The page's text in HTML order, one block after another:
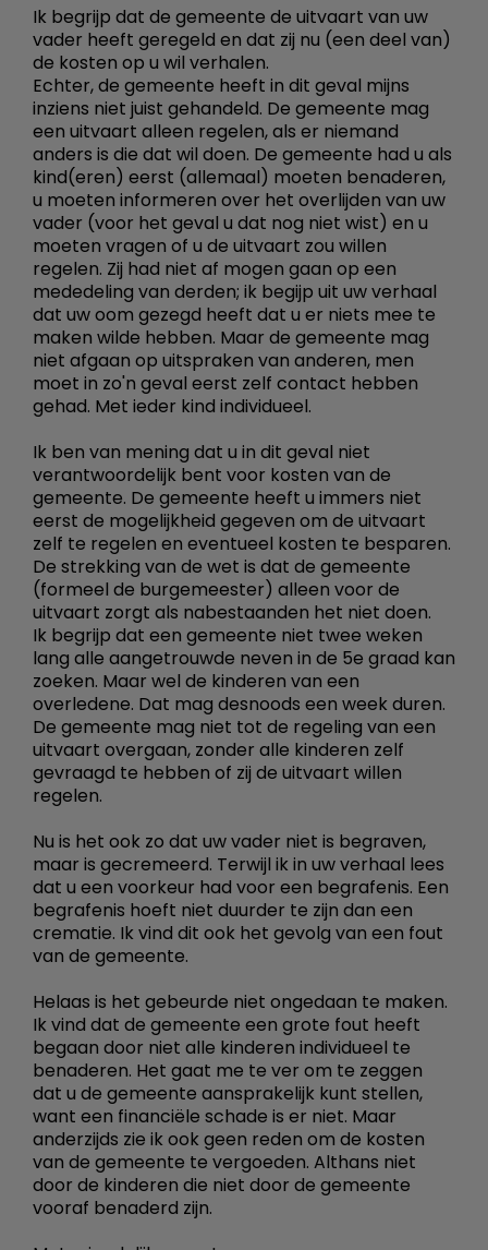
Ik begrijp dat de gemeente de uitvaart van uw
vader heeft geregeld en dat zij nu (een deel van)
de kosten op u wil verhalen.
Echter, de gemeente heeft in dit geval mijns
inziens niet juist gehandeld. De gemeente mag
een uitvaart alleen regelen, als er niemand
anders is die dat wil doen. De gemeente had u als
kind(eren) eerst (allemaal) moeten benaderen,
u moeten informeren over het overlijden van uw
vader (voor het geval u dat nog niet wist) en u
moeten vragen of u de uitvaart zou willen
regelen. Zij had niet af mogen gaan op een
mededeling van derden; ik begijp uit uw verhaal
dat uw oom gezegd heeft dat u er niets mee te
maken wilde hebben. Maar de gemeente mag
niet afgaan op uitspraken van anderen, men
moet in zo'n geval eerst zelf contact hebben
gehad. Met ieder kind individueel.
Ik ben van mening dat u in dit geval niet
verantwoordelijk bent voor kosten van de
gemeente. De gemeente heeft u immers niet
eerst de mogelijkheid gegeven om de uitvaart
zelf te regelen en eventueel kosten te besparen.
De strekking van de wet is dat de gemeente
(formeel de burgemeester) alleen voor de
uitvaart zorgt als nabestaanden het niet doen.
Ik begrijp dat een gemeente niet twee weken
lang alle aangetrouwde neven in de 5e graad kan
zoeken. Maar wel de kinderen van een
overledene. Dat mag desnoods een week duren.
De gemeente mag niet tot de regeling van een
uitvaart overgaan, zonder alle kinderen zelf
gevraagd te hebben of zij de uitvaart willen
regelen.
Nu is het ook zo dat uw vader niet is begraven,
maar is gecremeerd. Terwijl ik in uw verhaal lees
dat u een voorkeur had voor een begrafenis. Een
begrafenis hoeft niet duurder te zijn dan een
crematie. Ik vind dit ook het gevolg van een fout
van de gemeente.
Helaas is het gebeurde niet ongedaan te maken.
Ik vind dat de gemeente een grote fout heeft
begaan door niet alle kinderen individueel te
benaderen. Het gaat me te ver om te zeggen
dat u de gemeente aansprakelijk kunt stellen,
want een financiële schade is er niet. Maar
anderzijds zie ik ook geen reden om de kosten
van de gemeente te vergoeden. Althans niet
door de kinderen die niet door de gemeente
vooraf benaderd zijn.